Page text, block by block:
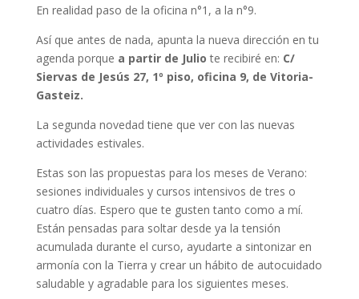
En realidad paso de la oficina n°1, a la n°9.
Así que antes de nada, apunta la nueva dirección en tu
agenda porque a partir de Julio te recibiré en: C/
Siervas de Jesús 27, 1º piso, oficina 9, de Vitoria-
Gasteiz.
La segunda novedad tiene que ver con las nuevas
actividades estivales.
Estas son las propuestas para los meses de Verano:
sesiones individuales y cursos intensivos de tres o
cuatro días. Espero que te gusten tanto como a mí.
Están pensadas para soltar desde ya la tensión
acumulada durante el curso, ayudarte a sintonizar en
armonía con la Tierra y crear un hábito de autocuidado
saludable y agradable para los siguientes meses.